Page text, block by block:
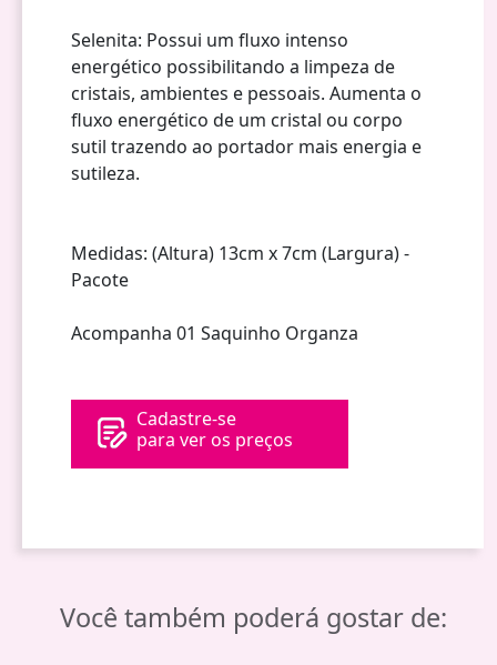
Selenita: Possui um fluxo intenso
energético possibilitando a limpeza de
cristais, ambientes e pessoais. Aumenta o
fluxo energético de um cristal ou corpo
sutil trazendo ao portador mais energia e
sutileza.
Medidas: (Altura) 13cm x 7cm (Largura) -
Pacote
Acompanha 01 Saquinho Organza
Cadastre-se
para ver os preços
Você também poderá gostar de: